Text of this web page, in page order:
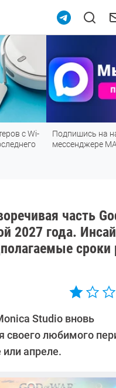
с Wi-
Подпишись на
мессенджере
часть
2027 года.
сроки
Studio вновь
своего любимого
или апреле.